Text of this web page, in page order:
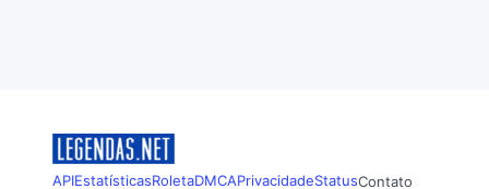
APIEstatísticasRoletaDMCAPrivacidadeStatusContato